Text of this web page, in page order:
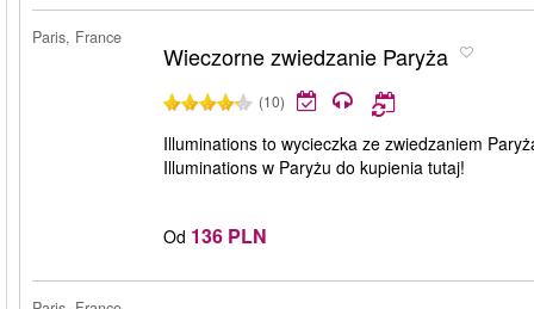
Paris, France
Wieczorne zwiedzanie Paryża
(10)
Illuminations to wycieczka ze zwiedzaniem
Illuminations w Paryżu do kupienia tutaj!
Od 136 PLN